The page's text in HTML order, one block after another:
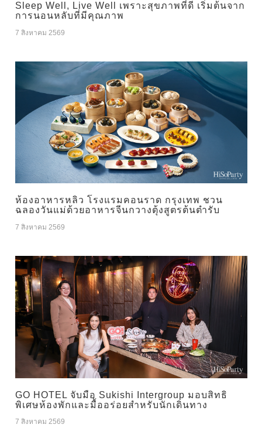
Sleep Well, Live Well เพราะสุขภาพที่ดี เริ่มต้นจาก
การนอนหลับที่มีคุณภาพ
7 สิงหาคม 2569
ห้องอาหารหลิว โรงแรมคอนราด กรุงเทพ ชวน
ฉลองวันแม่ด้วยอาหารจีนกวางตุ้งสูตรต้นตำรับ
7 สิงหาคม 2569
GO HOTEL จับมือ Sukishi Intergroup มอบสิทธิ
พิเศษห้องพักและมื้ออร่อยสำหรับนักเดินทาง
7 สิงหาคม 2569